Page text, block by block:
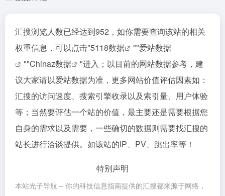
汇搜浏览人数已经达到952，如你需要查询该站的相关
权重信息，可以点击"5118数据 ""爱站数据
""Chinaz数据
"进入；以目前的网站数据参考，建
议大家请以爱站数据为准，更多网站价值评估因素如：
汇搜的访问速度、搜索引擎收录以及索引量、用户体验
等；当然要评估一个站的价值，最主要还是需要根据您
自身的需求以及需要，一些确切的数据则需要找汇搜的
站长进行洽谈提供。如该站的IP、PV、跳出率等！
特别声明
本站光子导航 – 你的科技信息指南提供的汇搜都来源于网络，